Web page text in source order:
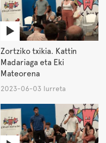
Zortziko txikia. Kattin
Madariaga eta Eki
Mateorena
2023-06-03 Iurreta